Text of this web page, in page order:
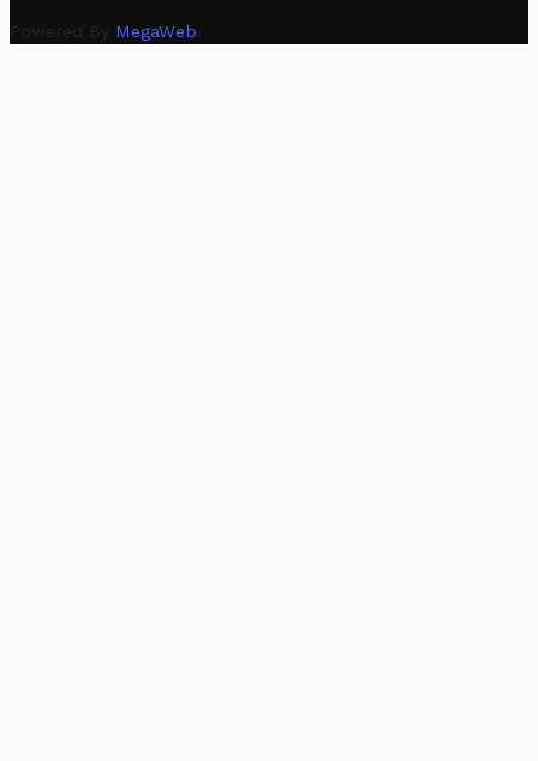
Powered By MegaWeb